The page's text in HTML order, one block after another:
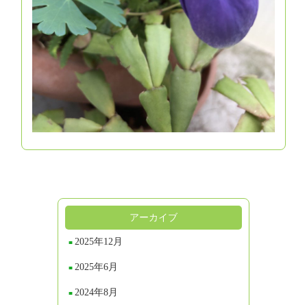
アーカイブ
2025年12月
2025年6月
2024年8月